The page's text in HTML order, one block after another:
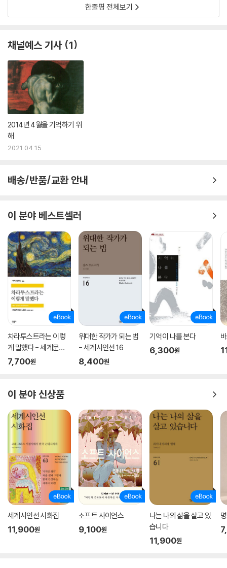
한줄평 전체보기
채널예스 기사 1
2014년 4월을 기억하기 위
해
2021.04.15.
배송/반품/교환 안내
이 분야 베스트셀러
차라투스트라는 이렇
게 말했다 - 세계문학
전집 094
7,700원
위대한 작가가 되는 법
- 세계시인선 16
8,400원
기억이 나를 본다
6,300원
이 분야 신상품
세계시인선 시화집
11,900원
소프트 사이언스
9,100원
나는 나의 삶을 살고 있
습니다
11,900원